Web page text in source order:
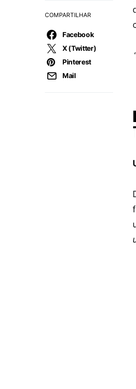
COMPARTILHAR
Facebook
X (Twitter)
Pinterest
Mail